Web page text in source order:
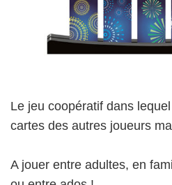
ou entre ados !
De 2 à 5 joueurs – A partir
Des parties de 20mn
Le but du jeu est de
suite de cartes, la 1, puis la
pour les 5 couleurs de feux